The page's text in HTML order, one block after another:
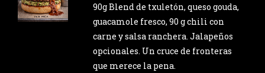
90g Blend de txuletón, queso gouda,
guacamole fresco, 90 g chili con
carne y salsa ranchera. Jalapeños
opcionales. Un cruce de fronteras
que merece la pena.